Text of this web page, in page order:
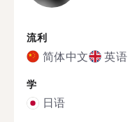
流利
简体中文 英语
学
日语